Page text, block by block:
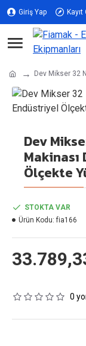
Giriş Yap Kayıt
Dev Mikser 32
Dev
Ölçekte
0
STOKTA VAR
Ürün Kodu: fia166